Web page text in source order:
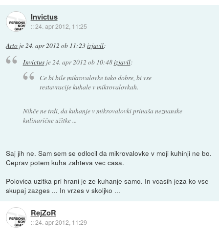
Invictus
::24. apr 2012, 11:25
Arto je24. apr 2012 ob 11:23izjavil:
Invictusje 24. apr 2012 ob 10:48izjavil:
Ce bi bile mikrovalovke tako dobre, bi vse
restavracije kuhale v mikrovalovkah.
Nihče ne trdi, da kuhanje v mikrovalovki prinaša neznanske
kulinarične užitke ...
Saj jih ne. Sam sem se odlocil da mikrovalovke v moji kuhinji ne bo.
Ceprav potem kuha zahteva vec casa.
Polovica uzitka pri hrani je ze kuhanje samo. In vcasih jeza ko vse
skupaj zazges ... In vrzes v skoljko ...
RejZoR
::24. apr 2012, 11:29